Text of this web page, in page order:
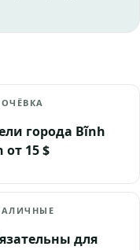
города Вĩnh
от 15 $
для